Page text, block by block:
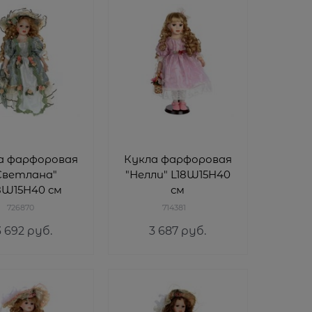
фарфоровая
см
726870
692 руб.
Кукла фарфоровая
"Нелли" L18W15H40
см
714381
3 687 руб.